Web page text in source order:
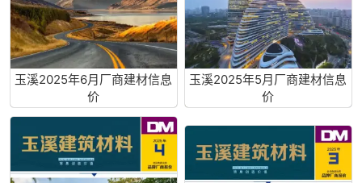
玉溪2025年6月厂商建材信息
价
玉溪2025年5月厂商建材信息
价